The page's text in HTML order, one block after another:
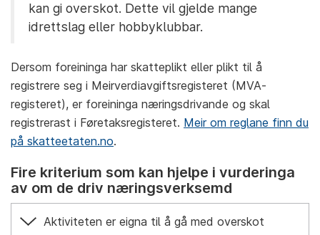
kan gi overskot. Dette vil gjelde mange
idrettslag eller hobbyklubbar.
Dersom foreininga har skatteplikt eller plikt til å
registrere seg i Meirverdiavgiftsregisteret (MVA-
registeret), er foreininga næringsdrivande og skal
registrerast i Føretaksregisteret. Meir om reglane finn du
på skatteetaten.no.
Fire kriterium som kan hjelpe i vurderinga
av om de driv næringsverksemd
Aktiviteten er eigna til å gå med overskot